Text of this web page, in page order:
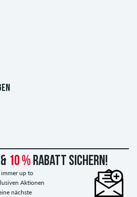
10 % Rabatt sichern!
immer up to
Aktionen
nächste